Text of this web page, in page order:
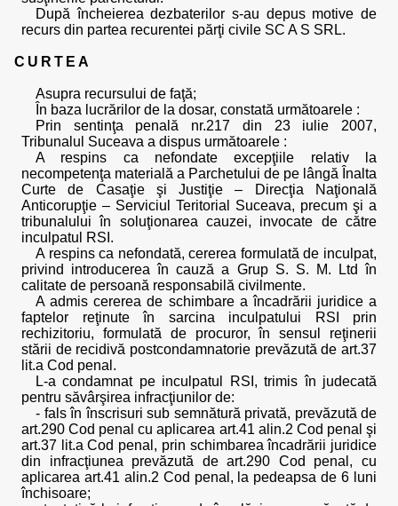
După încheierea dezbaterilor s-au depus motive de
recurs din partea recurentei părţi civile SC A S SRL.
CURTEA
Asupra recursului de faţă;
În baza lucrărilor de la dosar, constată următoarele :
Prin sentinţa penală nr.217 din 23 iulie 2007,
Tribunalul Suceava a dispus următoarele :
A respins ca nefondate excepţiile relativ la
necompetenţa materială a Parchetului de pe lângă Înalta
Curte de Casaţie şi Justiţie – Direcţia Naţională
Anticorupţie – Serviciul Teritorial Suceava, precum şi a
tribunalului în soluţionarea cauzei, invocate de către
inculpatul RSI.
A respins ca nefondată, cererea formulată de inculpat,
privind introducerea în cauză a Grup S. S. M. Ltd în
calitate de persoană responsabilă civilmente.
A admis cererea de schimbare a încadrării juridice a
faptelor reţinute în sarcina inculpatului RSI prin
rechizitoriu, formulată de procuror, în sensul reţinerii
stării de recidivă postcondamnatorie prevăzută de art.37
lit.a Cod penal.
L-a condamnat pe inculpatul RSI, trimis în judecată
pentru săvârşirea infracţiunilor de:
- fals în înscrisuri sub semnătură privată, prevăzută de
art.290 Cod penal cu aplicarea art.41 alin.2 Cod penal şi
art.37 lit.a Cod penal, prin schimbarea încadrării juridice
din infracţiunea prevăzută de art.290 Cod penal, cu
aplicarea art.41 alin.2 Cod penal, la pedeapsa de 6 luni
închisoare;